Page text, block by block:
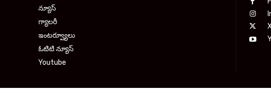
న్యూస్
గ్యాలరీ
ఇంటర్వ్యూలు
ఓటిటి న్యూస్
Youtube